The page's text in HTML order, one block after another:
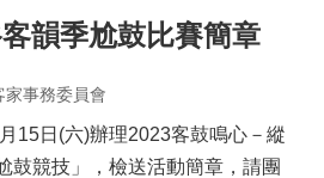
韻季尬鼓比賽簡章
家事務委員會
15日(六)辦理2023客鼓鳴心－縱
鼓競技」，檢送活動簡章，請團